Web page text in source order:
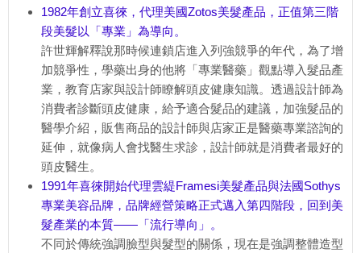
1982年創立喜徠，代理美國Zotos美髮產品，正值第三階
段美髮以「專業」為導向。
許世輝解釋說那時候連鎖店進入列強競爭的年代，為了增
加競爭性，學藥出身的他將「專業醫藥」觀點導入髮品產
業，教育店家與設計師瞭解頭皮健康知識。透過設計師為
消費者診斷頭皮健康，給予適合髮品的建議，加強髮品的
醫學介紹，販售商品的設計師與店家正是醫藥專業諮詢的
延伸，就像病人會找醫生求診，設計師就是消費者最好的
頭皮醫生。
1991年喜徠開始代理雲緹Framesi美髮產品與法國Sothys
專業美容品牌，品牌經營策略正式邁入第四階段，回到美
髮產業的本質——「流行導向」。
不同於傳統強調臉型與髮型的關係，現在是強調整體造型